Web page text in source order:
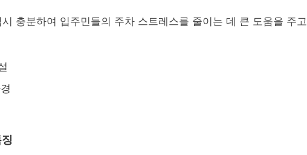
시 충분하여 입주민들의 주차 스트레스를 줄이는 데 큰 도움을 주고